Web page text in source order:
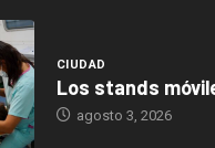
CIUDAD
Los stands
agosto 3, 2026